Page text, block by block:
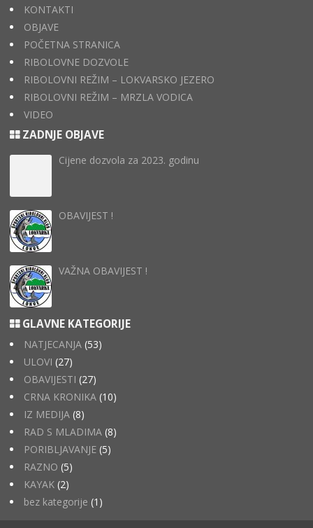
KONTAKTI
OBJAVE
POČETNA STRANICA
RIBOLOVNE DOZVOLE
RIBOLOVNI REŽIM – LOKVARSKO JEZERO
RIBOLOVNI REŽIM – MRZLA VODICA
VIDEO
ZADNJE OBJAVE
Cijene dozvola za 2023. godinu
OBAVIJEST !
VAŽNA OBAVIJEST !
GLAVNE KATEGORIJE
NATJECANJA (53)
ULOVI (27)
OBAVIJESTI (27)
CRNA KRONIKA (10)
IZ MEDIJA (8)
RAD S MLADIMA (8)
PORIBLJAVANJE (5)
RAZNO (5)
KAYAK (2)
bez kategorije (1)